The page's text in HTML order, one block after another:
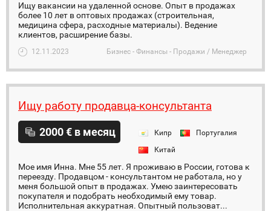
Ищу вакансии на удаленной основе. Опыт в продажах
более 10 лет в оптовых продажах (строительная,
медицина сфера, расходные материалы). Ведение
клиентов, расширение базы.
12.11.2023 Бизнес - Финансы - Продажи / Менеджер
Ищу работу продавца-консультанта
2000 € в месяц Кипр
Португалия
Китай
Мое имя Инна. Мне 55 лет. Я проживаю в России, готова к
переезду. Продавцом - консультантом не работала, но у
меня большой опыт в продажах. Умею заинтересовать
покупателя и подобрать необходимый ему товар.
Исполнительная аккуратная. Опытный пользоват...